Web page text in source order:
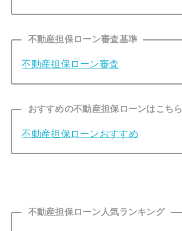
不動産担保ローン審査基準
不動産担保ローン審査
おすすめの不動産担保ローンはこちら
不動産担保ローンおすすめ
不動産担保ローン人気ランキング